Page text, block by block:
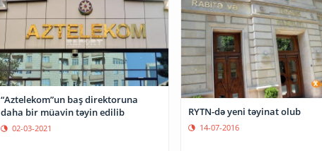
“Aztelekom”un baş direktoruna
daha bir müavin təyin edilib
02-03-2021
RYTN-də yeni təyinat olub
14-07-2016